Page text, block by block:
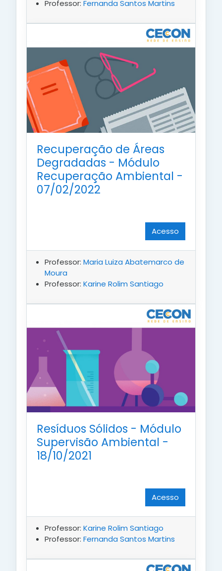
Professor: Fernanda Santos Martins
Recuperação de Áreas
Degradadas - Módulo
Recuperação Ambiental -
07/02/2022
Acesso
Professor: Maria Luiza Abatemarco de
Moura
Professor: Karine Rolim Santiago
Resíduos Sólidos - Módulo
Supervisão Ambiental -
18/10/2021
Acesso
Professor: Karine Rolim Santiago
Professor: Fernanda Santos Martins